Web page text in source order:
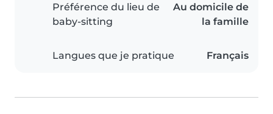
Préférence du lieu de
baby-sitting
Au domicile de
la famille
Langues que je pratique Français